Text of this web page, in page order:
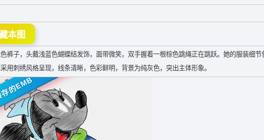
本图
裤子，头戴浅蓝色蝴蝶结发饰，面带微笑，双手握着一根棕色跳绳正在跳跃。她的服装细节
用刺绣风格呈现，线条清晰，色彩鲜明，背景为纯灰色，突出主体形象。
的EMB